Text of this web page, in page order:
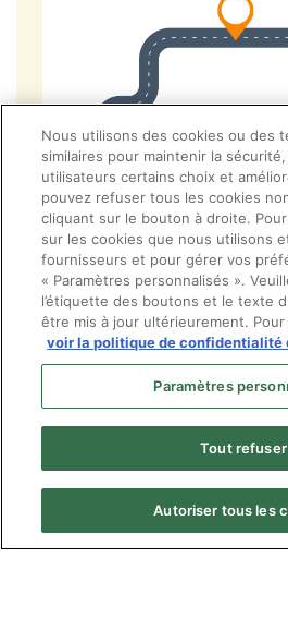
Menu
© Ordre des optométristes du
Nous utilisons des cookies ou des
similaires pour maintenir la
utilisateurs certains choix et
pouvez refuser tous les cookies
cliquant sur le bouton à droite. Pour
sur les cookies que nous utilisons
fournisseurs et pour gérer vos
« Paramètres personnalisés ».
l’étiquette des boutons et le texte
être mis à jour ultérieurement.
voir la politique de confidentialité
Paramètres
Tout refuser
Autoriser tous les